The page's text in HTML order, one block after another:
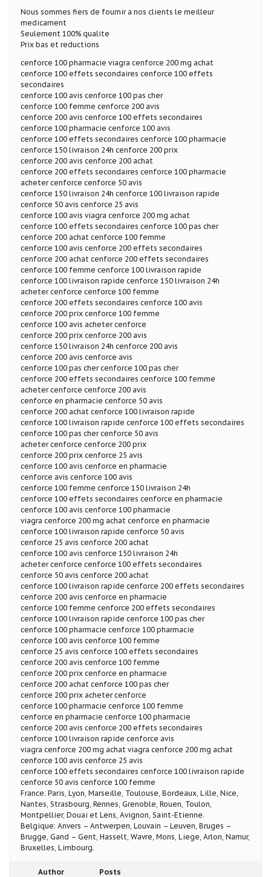
Nous sommes fiers de fournir a nos clients le meilleur
medicament
Seulement 100% qualite
Prix bas et reductions
cenforce 100 pharmacie viagra cenforce 200 mg achat
cenforce 100 effets secondaires cenforce 100 effets
secondaires
cenforce 100 avis cenforce 100 pas cher
cenforce 100 femme cenforce 200 avis
cenforce 200 avis cenforce 100 effets secondaires
cenforce 100 pharmacie cenforce 100 avis
cenforce 100 effets secondaires cenforce 100 pharmacie
cenforce 150 livraison 24h cenforce 200 prix
cenforce 200 avis cenforce 200 achat
cenforce 200 effets secondaires cenforce 100 pharmacie
acheter cenforce cenforce 50 avis
cenforce 150 livraison 24h cenforce 100 livraison rapide
cenforce 50 avis cenforce 25 avis
cenforce 100 avis viagra cenforce 200 mg achat
cenforce 100 effets secondaires cenforce 100 pas cher
cenforce 200 achat cenforce 100 femme
cenforce 100 avis cenforce 200 effets secondaires
cenforce 200 achat cenforce 200 effets secondaires
cenforce 100 femme cenforce 100 livraison rapide
cenforce 100 livraison rapide cenforce 150 livraison 24h
acheter cenforce cenforce 100 femme
cenforce 200 effets secondaires cenforce 100 avis
cenforce 200 prix cenforce 100 femme
cenforce 100 avis acheter cenforce
cenforce 200 prix cenforce 200 avis
cenforce 150 livraison 24h cenforce 200 avis
cenforce 200 avis cenforce avis
cenforce 100 pas cher cenforce 100 pas cher
cenforce 200 effets secondaires cenforce 100 femme
acheter cenforce cenforce 200 avis
cenforce en pharmacie cenforce 50 avis
cenforce 200 achat cenforce 100 livraison rapide
cenforce 100 livraison rapide cenforce 100 effets secondaires
cenforce 100 pas cher cenforce 50 avis
acheter cenforce cenforce 200 prix
cenforce 200 prix cenforce 25 avis
cenforce 100 avis cenforce en pharmacie
cenforce avis cenforce 100 avis
cenforce 100 femme cenforce 150 livraison 24h
cenforce 100 effets secondaires cenforce en pharmacie
cenforce 100 avis cenforce 100 pharmacie
viagra cenforce 200 mg achat cenforce en pharmacie
cenforce 100 livraison rapide cenforce 50 avis
cenforce 25 avis cenforce 200 achat
cenforce 100 avis cenforce 150 livraison 24h
acheter cenforce cenforce 100 effets secondaires
cenforce 50 avis cenforce 200 achat
cenforce 100 livraison rapide cenforce 200 effets secondaires
cenforce 200 avis cenforce en pharmacie
cenforce 100 femme cenforce 200 effets secondaires
cenforce 100 livraison rapide cenforce 100 pas cher
cenforce 100 pharmacie cenforce 100 pharmacie
cenforce 100 avis cenforce 100 femme
cenforce 25 avis cenforce 100 effets secondaires
cenforce 200 avis cenforce 100 femme
cenforce 200 prix cenforce en pharmacie
cenforce 200 achat cenforce 100 pas cher
cenforce 200 prix acheter cenforce
cenforce 100 pharmacie cenforce 100 femme
cenforce en pharmacie cenforce 100 pharmacie
cenforce 200 avis cenforce 200 effets secondaires
cenforce 100 livraison rapide cenforce avis
viagra cenforce 200 mg achat viagra cenforce 200 mg achat
cenforce 100 avis cenforce 25 avis
cenforce 100 effets secondaires cenforce 100 livraison rapide
cenforce 50 avis cenforce 100 femme
France: Paris, Lyon, Marseille, Toulouse, Bordeaux, Lille, Nice,
Nantes, Strasbourg, Rennes, Grenoble, Rouen, Toulon,
Montpellier, Douai et Lens, Avignon, Saint-Etienne.
Belgique: Anvers – Antwerpen, Louvain – Leuven, Bruges –
Brugge, Gand – Gent, Hasselt, Wavre, Mons, Liege, Arlon, Namur,
Bruxelles, Limbourg.
Author Posts